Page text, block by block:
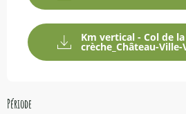
Km vertical - Col de la
crèche_Château-Ville-
Période